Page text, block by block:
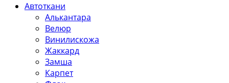
Автоткани
Алькантара
Велюр
Винилискожа
Жаккард
Замша
Карпет